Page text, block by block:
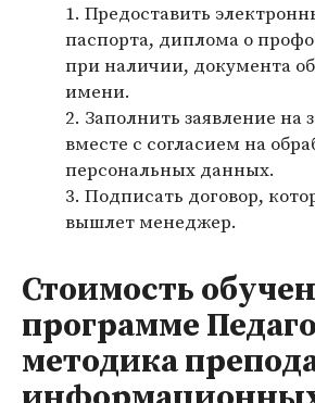
Предоставить
паспорта, диплома о
при наличии, документа
имени.
Заполнить заявление на
вместе с согласием на
персональных данных.
Подписать договор,
вышлет менеджер.
Стоимость
программе
методика